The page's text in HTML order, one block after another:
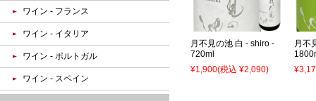
月不見の池 白 - shiro -
720ml
¥1,900(税込 ¥2,090)
月不
ワイン - フランス
ワイン - イタリア
ワイン - ポルトガル
ワイン - スペイン